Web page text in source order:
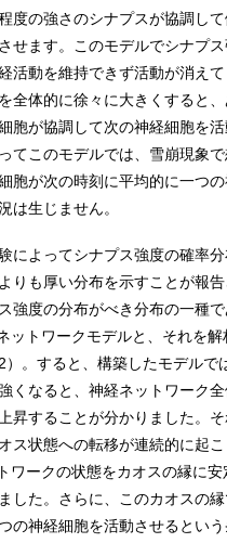
度の強さのシナプスが協調して
せます。このモデルでシナプ
活動を維持できず活動が消え
全体的に徐々に大きくすると
胞が協調して次の神経細胞を
てこのモデルでは、雪崩現象
胞が次の時刻に平均的に一つ
は生じません。
によってシナプス強度の確率分
りも厚い分布を示すことが報告
強度の分布がべき分布の一種で
ットワークモデルと、それを
）。すると、構築したモデルで
くなると、神経ネットワーク
昇することが分かりました。そ
ス状態への転移が連続的に起こ
ワークの状態をカオスの縁に
した。さらに、このカオスの
の神経細胞を活動させるとい